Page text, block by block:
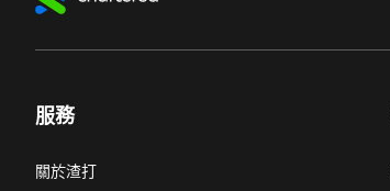
服務
關於渣打